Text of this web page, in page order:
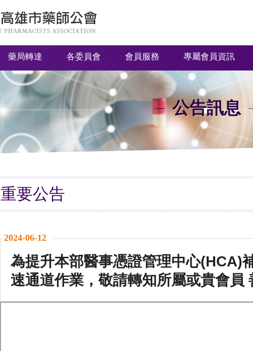
藥局轉達 各委員會 會員服務 專屬會員資訊
公告訊息
重要公告
2024-06-12
為提升本部醫事憑證管理中心(HCA)
速通道作業，敬請轉知所屬或貴會員